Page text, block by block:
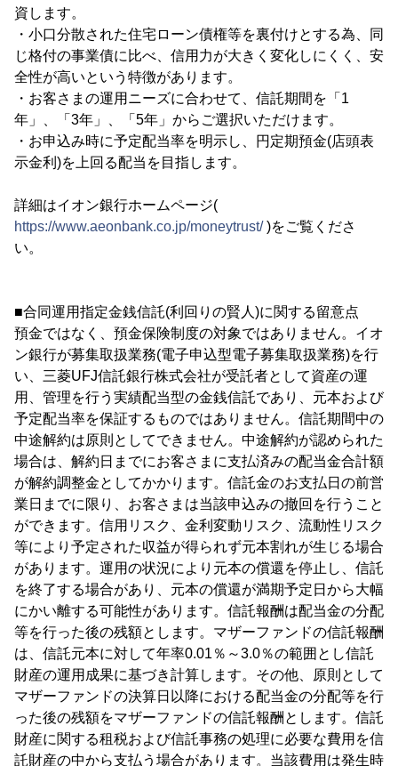
資します。
・小口分散された住宅ローン債権等を裏付けとする為、同
じ格付の事業債に比べ、信用力が大きく変化しにくく、安
全性が高いという特徴があります。
・お客さまの運用ニーズに合わせて、信託期間を「1
年」、「3年」、「5年」からご選択いただけます。
・お申込み時に予定配当率を明示し、円定期預金(店頭表
示金利)を上回る配当を目指します。
詳細はイオン銀行ホームページ(
https://www.aeonbank.co.jp/moneytrust/)をご覧くださ
い。
■合同運用指定金銭信託(利回りの賢人)に関する留意点
預金ではなく、預金保険制度の対象ではありません。イオ
ン銀行が募集取扱業務(電子申込型電子募集取扱業務)を行
い、三菱UFJ信託銀行株式会社が受託者として資産の運
用、管理を行う実績配当型の金銭信託であり、元本および
予定配当率を保証するものではありません。信託期間中の
中途解約は原則としてできません。中途解約が認められた
場合は、解約日までにお客さまに支払済みの配当金合計額
が解約調整金としてかかります。信託金のお支払日の前営
業日までに限り、お客さまは当該申込みの撤回を行うこと
ができます。信用リスク、金利変動リスク、流動性リスク
等により予定された収益が得られず元本割れが生じる場合
があります。運用の状況により元本の償還を停止し、信託
を終了する場合があり、元本の償還が満期予定日から大幅
にかい離する可能性があります。信託報酬は配当金の分配
等を行った後の残額とします。マザーファンドの信託報酬
は、信託元本に対して年率0.01％～3.0％の範囲とし信託
財産の運用成果に基づき計算します。その他、原則として
マザーファンドの決算日以降における配当金の分配等を行
った後の残額をマザーファンドの信託報酬とします。信託
財産に関する租税および信託事務の処理に必要な費用を信
託財産の中から支払う場合があります。当該費用は発生時